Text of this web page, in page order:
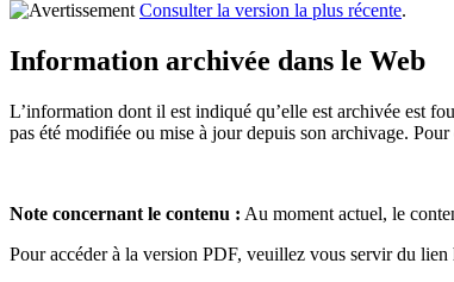
Consulter la version la plus récente.
Information archivée dans le Web
L’information dont il est indiqué qu’elle est archivée est
pas été modifiée ou mise à jour depuis son archivage.
Note concernant le contenu : Au moment actuel, le
Pour accéder à la version PDF, veuillez vous servir du